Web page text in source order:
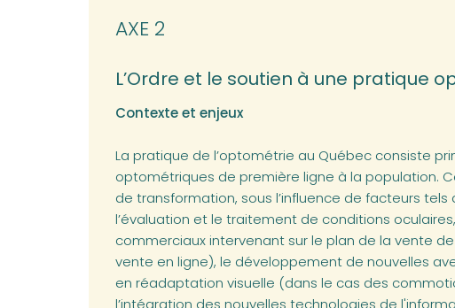
AXE 2
L’Ordre et le soutien à une pratique
Contexte et enjeux
La pratique de l’optométrie au Québec consiste
optométriques de première ligne à la population.
de transformation, sous l’influence de facteurs
l’évaluation et le traitement de conditions
commerciaux intervenant sur le plan de la vente
vente en ligne), le développement de nouvelles
en réadaptation visuelle (dans le cas des
l’intégration des nouvelles technologies de